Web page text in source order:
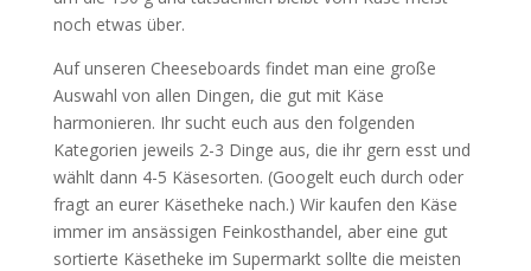
noch etwas über.
Auf unseren Cheeseboards findet man eine große
Auswahl von allen Dingen, die gut mit Käse
harmonieren. Ihr sucht euch aus den folgenden
Kategorien jeweils 2-3 Dinge aus, die ihr gern esst und
wählt dann 4-5 Käsesorten. (Googelt euch durch oder
fragt an eurer Käsetheke nach.) Wir kaufen den Käse
immer im ansässigen Feinkosthandel, aber eine gut
sortierte Käsetheke im Supermarkt sollte die meisten